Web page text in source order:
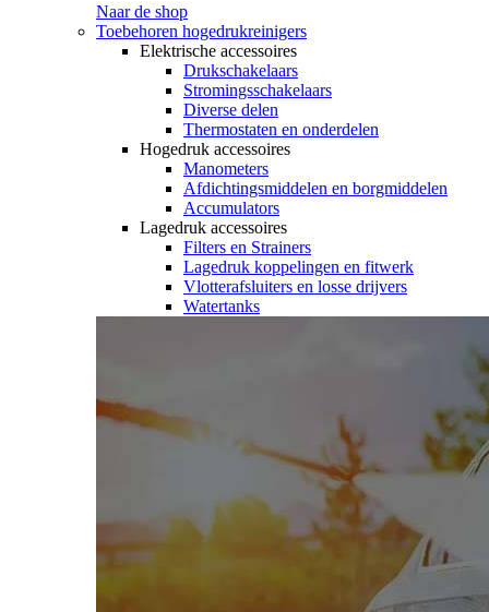
Naar de shop
Toebehoren hogedrukreinigers
Elektrische accessoires
Drukschakelaars
Stromingsschakelaars
Diverse delen
Thermostaten en onderdelen
Hogedruk accessoires
Manometers
Afdichtingsmiddelen en borgmiddelen
Accumulators
Lagedruk accessoires
Filters en Strainers
Lagedruk koppelingen en fitwerk
Vlotterafsluiters en losse drijvers
Watertanks